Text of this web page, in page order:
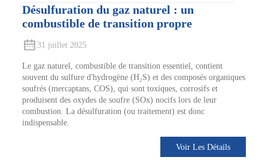
Désulfuration du gaz naturel : un
combustible de transition propre
31 juillet 2025
Le gaz naturel, combustible de transition essentiel, contient
souvent du sulfure d'hydrogène (H₂S) et des composés organiques
soufrés (mercaptans, COS), qui sont toxiques, corrosifs et
produisent des oxydes de soufre (SOx) nocifs lors de leur
combustion. La désulfuration (ou traitement) est donc
indispensable.
Voir Les Détails